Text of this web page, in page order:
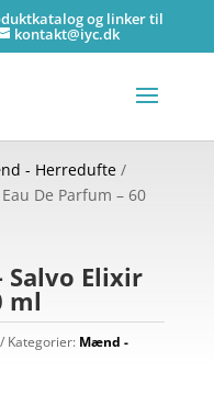
og linker til
kontakt@iyc.dk
- Herredufte/
De Parfum – 60
Salvo Elixir
ml
Kategorier: Mænd -